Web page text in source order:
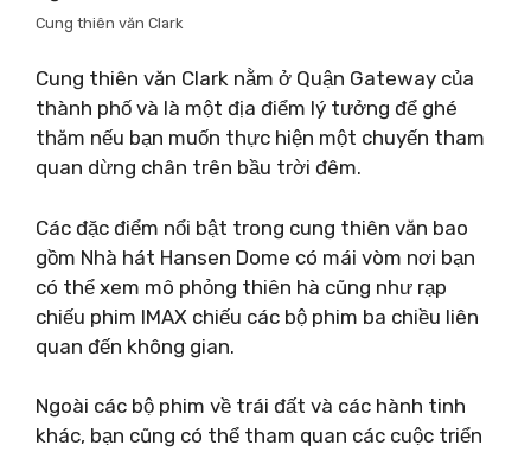
Cung thiên văn Clark
Cung thiên văn Clark nằm ở Quận Gateway của
thành phố và là một địa điểm lý tưởng để ghé
thăm nếu bạn muốn thực hiện một chuyến tham
quan dừng chân trên bầu trời đêm.
Các đặc điểm nổi bật trong cung thiên văn bao
gồm Nhà hát Hansen Dome có mái vòm nơi bạn
có thể xem mô phỏng thiên hà cũng như rạp
chiếu phim IMAX chiếu các bộ phim ba chiều liên
quan đến không gian.
Ngoài các bộ phim về trái đất và các hành tinh
khác, bạn cũng có thể tham quan các cuộc triển